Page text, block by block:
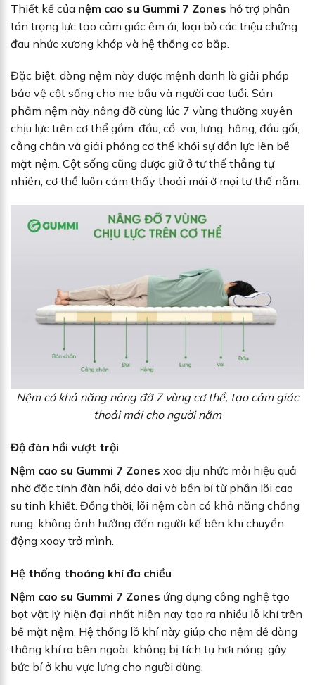
Thiết kế của nệm cao su Gummi 7 Zones hỗ trợ phân
tán trọng lực tạo cảm giác êm ái, loại bỏ các triệu chứng
đau nhức xương khớp và hệ thống cơ bắp.
Đặc biệt, dòng nệm này được mệnh danh là giải pháp
bảo vệ cột sống cho mẹ bầu và người cao tuổi. Sản
phẩm nệm này nâng đỡ cùng lúc 7 vùng thường xuyên
chịu lực trên cơ thể gồm: đầu, cổ, vai, lưng, hông, đầu gối,
cẳng chân và giải phóng cơ thể khỏi sự dồn lực lên bề
mặt nệm. Cột sống cũng được giữ ở tư thế thẳng tự
nhiên, cơ thể luôn cảm thấy thoải mái ở mọi tư thế nằm.
Nệm có khả năng nâng đỡ 7 vùng cơ thể, tạo cảm giác
thoải mái cho người nằm
Độ đàn hồi vượt trội
Nệm cao su Gummi 7 Zones xoa dịu nhức mỏi hiệu quả
nhờ đặc tính đàn hồi, dẻo dai và bền bỉ từ phần lõi cao
su tinh khiết. Đồng thời, lõi nệm còn có khả năng chống
rung, không ảnh hưởng đến người kế bên khi chuyển
động xoay trở mình.
Hệ thống thoáng khí đa chiều
Nệm cao su Gummi 7 Zones ứng dụng công nghệ tạo
bọt vật lý hiện đại nhất hiện nay tạo ra nhiều lỗ khí trên
bề mặt nệm. Hệ thống lỗ khí này giúp cho nệm dễ dàng
thông khí ra bên ngoài, không bị tích tụ hơi nóng, gây
bức bí ở khu vực lưng cho người dùng.